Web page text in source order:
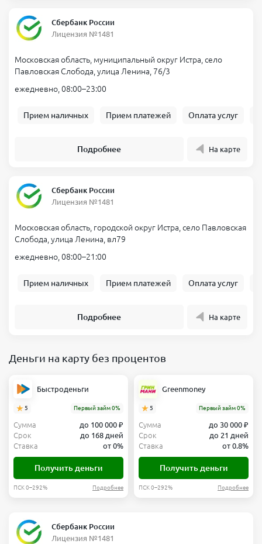
Сбербанк России
Лицензия №1481
Московская область, муниципальный округ Истра, село
Павловская Слобода, улица Ленина, 76/3
ежедневно, 08:00–23:00
Прием наличных Прием платежей Оплата услуг
Подробнее На карте
Сбербанк России
Лицензия №1481
Московская область, городской округ Истра, село Павловская
Слобода, улица Ленина, вл79
ежедневно, 08:00–21:00
Прием наличных Прием платежей Оплата услуг
Подробнее На карте
Деньги на карту без процентов
Быстроденьги
5 Первый займ 0%
Сумма
до 100 000 ₽
Срок
до 168 дней
Ставка
от 0%
Получить деньги
ПСК 0–292% Подробнее
Greenmoney
5 Первый займ 0%
Сумма
до 30 000 ₽
Срок
до 21 дней
Ставка
от 0.8%
Получить деньги
ПСК 0–292% Подробнее
Сбербанк России
Лицензия №1481